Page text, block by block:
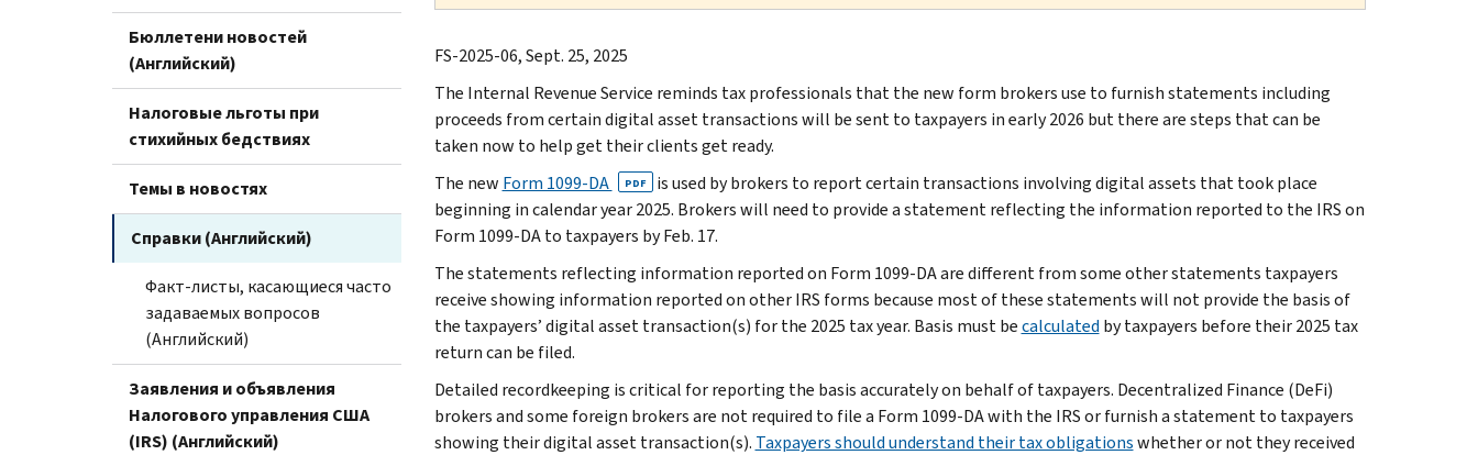
Бюллетени новостей
(Английский)
Налоговые льготы при
стихийных бедствиях
Темы в новостях
Справки (Английский)
Факт-листы, касающиеся часто
задаваемых вопросов
(Английский)
Заявления и объявления
Налогового управления США
(IRS) (Английский)
FS-2025-06, Sept. 25, 2025
The Internal Revenue Service reminds tax professionals that the new form brokers use to furnish statements including
proceeds from certain digital asset transactions will be sent to taxpayers in early 2026 but there are steps that can be
taken now to help get their clients get ready.
The new Form 1099-DA PDF
is used by brokers to report certain transactions involving digital assets that took place
beginning in calendar year 2025. Brokers will need to provide a statement reflecting the information reported to the IRS on
Form 1099-DA to taxpayers by Feb. 17.
The statements reflecting information reported on Form 1099-DA are different from some other statements taxpayers
receive showing information reported on other IRS forms because most of these statements will not provide the basis of
the taxpayers’ digital asset transaction(s) for the 2025 tax year. Basis must becalculated by taxpayers before their 2025 tax
return can be filed.
Detailed recordkeeping is critical for reporting the basis accurately on behalf of taxpayers. Decentralized Finance (DeFi)
brokers and some foreign brokers are not required to file a Form 1099-DA with the IRS or furnish a statement to taxpayers
showing their digital asset transaction(s). Taxpayers should understand their tax obligationswhether or not they received